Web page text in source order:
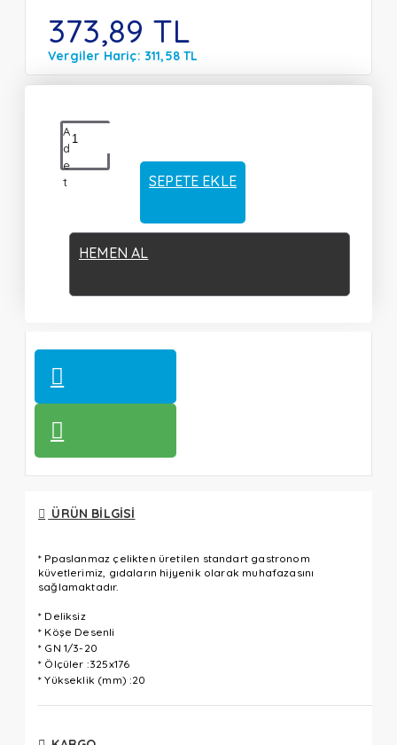
373,89 TL
Vergiler Hariç: 311,58 TL
A
d
e
t
SEPETE EKLE
HEMEN AL
ÜRÜN BILGISI
* Ppaslanmaz çelikten üretilen standart gastronom
küvetlerimiz, gıdaların hijyenik olarak muhafazasını
sağlamaktadır.
* Deliksiz
* Köşe Desenli
* GN 1/3-20
* Ölçüler :325x176
* Yükseklik (mm) :20